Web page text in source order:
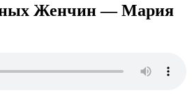
Женчин — Мария